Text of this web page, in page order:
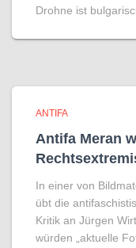
Drohne ist
ANTIFA
Antifa Meran
In einer von
übt die
Kritik an Jürgen
würden „aktuelle